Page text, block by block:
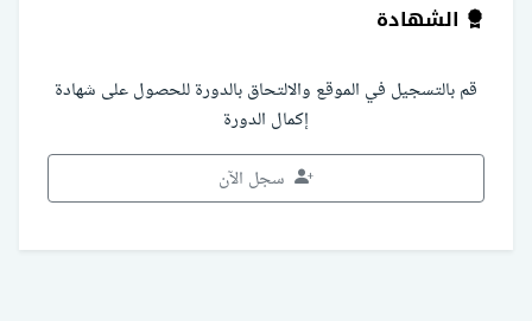
الشهادة
قم بالتسجيل في الموقع والالتحاق بالدورة للحصول على شهادة
إكمال الدورة
سجل الآن